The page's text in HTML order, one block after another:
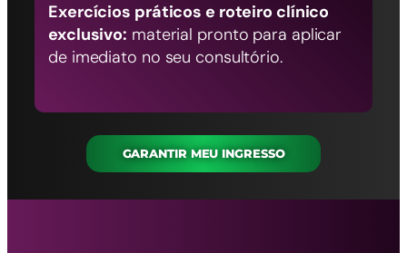
Exercícios práticos e roteiro clínico
exclusivo: material pronto para aplicar
de imediato no seu consultório.
GARANTIR MEU INGRESSO